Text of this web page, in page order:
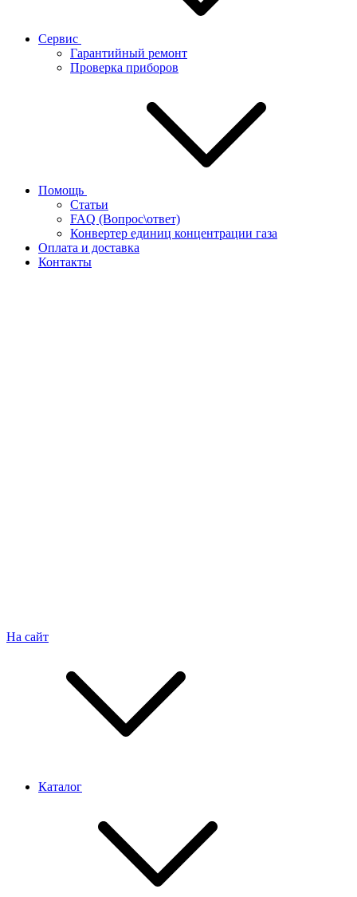
Сервис
Гарантийный ремонт
Проверка приборов
Помощь
Статьи
FAQ (Вопрос\ответ)
Конвертер единиц концентрации газа
Оплата и доставка
Контакты
На сайт
Каталог